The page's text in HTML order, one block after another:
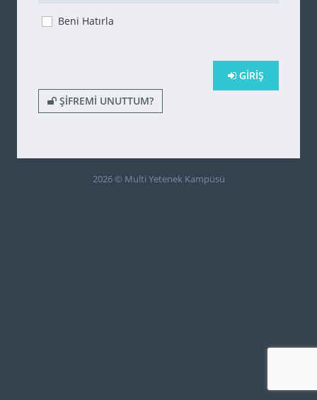
Beni Hatırla
GIRIŞ
ŞIFREMI UNUTTUM?
2026 © Multi Yetenek Kampüsü